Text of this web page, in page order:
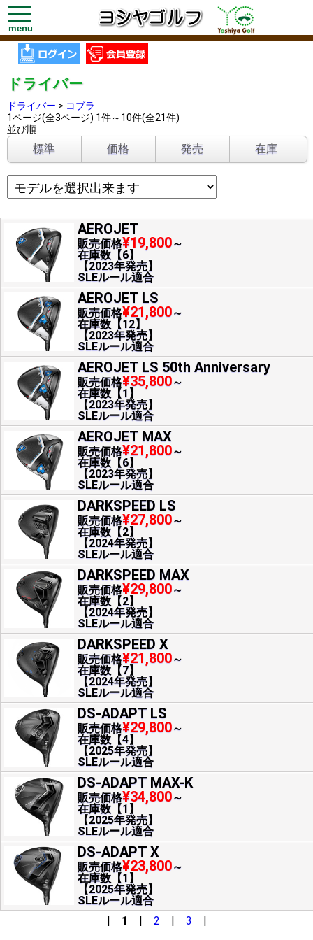
toggle
navigation
menu
ドライバー
ドライバー > コブラ
1ページ(全3ページ) 1件～10件(全21件)
並び順
標準 価格 発売 在庫
AEROJET
販売価格¥19,800～
在庫数【6】
【2023年発売】
SLEルール適合
AEROJET LS
販売価格¥21,800～
在庫数【12】
【2023年発売】
SLEルール適合
AEROJET LS 50th Anniversary
販売価格¥35,800～
在庫数【1】
【2023年発売】
SLEルール適合
AEROJET MAX
販売価格¥21,800～
在庫数【6】
【2023年発売】
SLEルール適合
DARKSPEED LS
販売価格¥27,800～
在庫数【2】
【2024年発売】
SLEルール適合
DARKSPEED MAX
販売価格¥29,800～
在庫数【2】
【2024年発売】
SLEルール適合
DARKSPEED X
販売価格¥21,800～
在庫数【7】
【2024年発売】
SLEルール適合
DS-ADAPT LS
販売価格¥29,800～
在庫数【4】
【2025年発売】
SLEルール適合
DS-ADAPT MAX-K
販売価格¥34,800～
在庫数【1】
【2025年発売】
SLEルール適合
DS-ADAPT X
販売価格¥23,800～
在庫数【1】
【2025年発売】
SLEルール適合
| 1 | 2 | 3 |